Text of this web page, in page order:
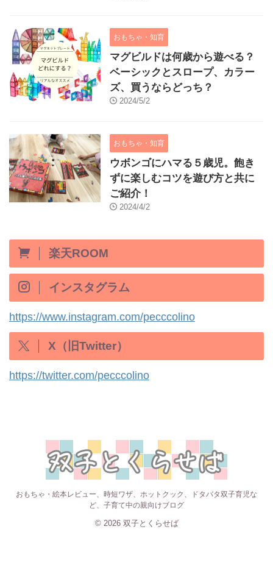
おもちゃ・知育
マグビルドは何歳から遊べる？
ベーシックとスロープ、カラー
ズ、買うならどっち？
2024/5/2
おもちゃ・知育
ウボンゴにハマる５歳児。飽き
ずに楽しむコツを遊び方と共に
ご紹介！
2024/4/2
楽天ROOM
インスタグラム
https://www.instagram.com/pecccolino
X（旧Twitter）
https://twitter.com/pecccolino
おもちゃ・絵本レビュー、時短ワザ、ホットクック、ドタバタ双子育児な
ど、子育て中の親向けブログ
© 2026 双子とくらせば